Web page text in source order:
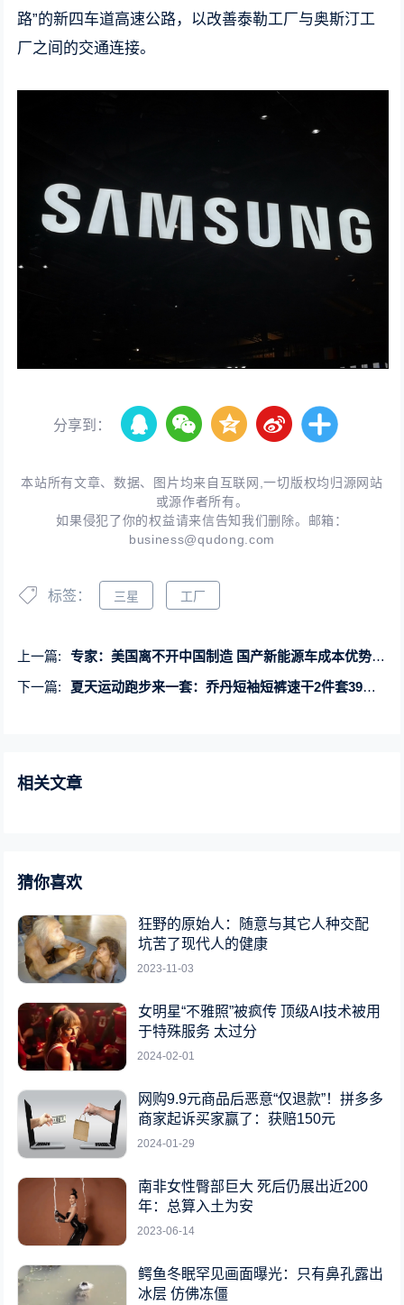
路”的新四车道高速公路，以改善泰勒工厂与奥斯汀工
厂之间的交通连接。
分享到：
本站所有文章、数据、图片均来自互联网,一切版权均归源网站
或源作者所有。
如果侵犯了你的权益请来信告知我们删除。邮箱：
business@qudong.com
标签： 三星 工厂
上一篇:
专家：美国离不开中国制造 国产新能源车成本优势碾压全球
下一篇:
夏天运动跑步来一套：乔丹短袖短裤速干2件套39元大促
相关文章
猜你喜欢
狂野的原始人：随意与其它人种交配
坑苦了现代人的健康
2023-11-03
女明星“不雅照”被疯传 顶级AI技术被用
于特殊服务 太过分
2024-02-01
网购9.9元商品后恶意“仅退款”！拼多多
商家起诉买家赢了：获赔150元
2024-01-29
南非女性臀部巨大 死后仍展出近200
年：总算入土为安
2023-06-14
鳄鱼冬眠罕见画面曝光：只有鼻孔露出
冰层 仿佛冻僵